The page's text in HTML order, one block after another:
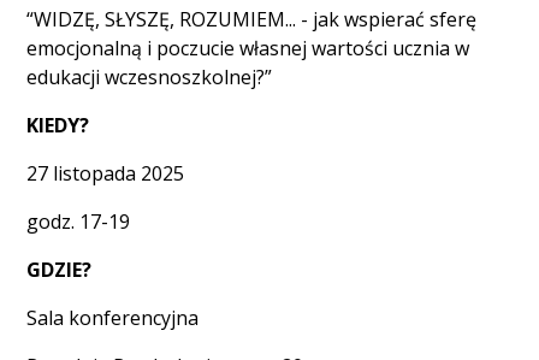
“WIDZĘ, SŁYSZĘ, ROZUMIEM... - jak wspierać sferę
emocjonalną i poczucie własnej wartości ucznia w
edukacji wczesnoszkolnej?”
KIEDY?
27 listopada 2025
godz. 17-19
GDZIE?
Sala konferencyjna